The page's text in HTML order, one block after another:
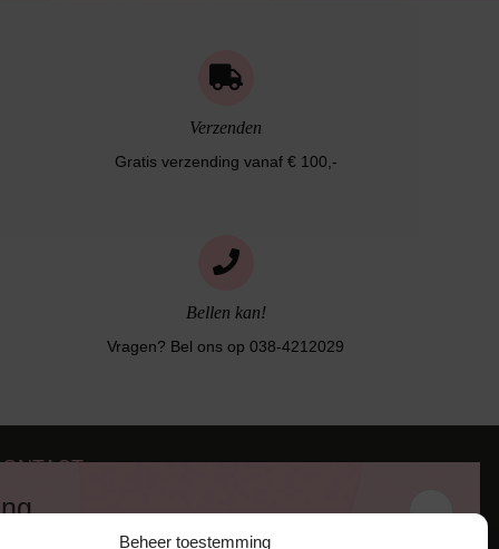
Beheer toestemming
Verzenden
Gratis verzending vanaf € 100,-
Bellen kan!
Vragen? Bel ons op 038-4212029
RL Zwolle